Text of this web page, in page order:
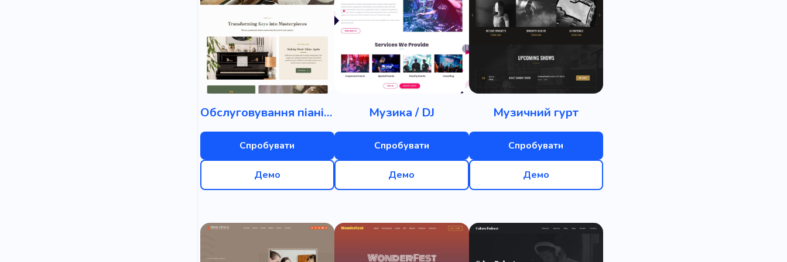
Переміщення
Перевірка Продажі Рішення Технік Клавіатура
Проблеми
Огляд
Діагностика Запчастини Ключ Проблема
Дія
Яскравий Переклад Експрес Татуювання
Парубок
Сценічна робота Vimeo Бармен Гриль Зброя Текст
Блакитний
Люди театру
Майданчик Волоський горіх Працювати
Офіс
Творче середовище
Книги Фрукт
Закуска
Коворкінг
Комп'ютер Дозвілля Лаунж Антикафе Античний
Кав'ярня
Нічне сидіння Квиток
Хореографія
Доля Грайливий Мопс Очищення Гармонія
Банка
Запуск незабаром
Живий Магія Месенджер Повідомлення Назовні
Обслуговування піаніно
Спробувати
Демо
Музика / DJ
Спробувати
Демо
Музичний гурт
Спробувати
Демо